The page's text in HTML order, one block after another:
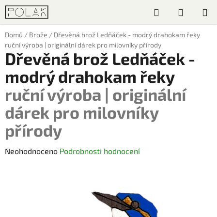
Přejít
obsah
Hledat
KOŠÍK
Domů / Brože / Dřevěná brož Ledňáček - modrý drahokam řeky
ruční výroba | originální dárek pro milovníky přírody
Dřevěná brož Ledňáček -
modrý drahokam řeky
ruční výroba | originální
dárek pro milovníky
přírody
Průměrné
Neohodnoceno Podrobnosti hodnocení